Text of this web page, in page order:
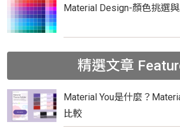
Material Design-顏色挑選
精選文章
Material You是什麼？
比較